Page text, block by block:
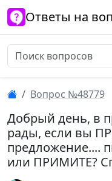
Ответы на
Вопрос №48779
Добрый день, в
рады, если вы
предложение....
или ПРИМИТЕ?